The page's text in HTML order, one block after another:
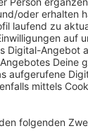
er ist
hat, der